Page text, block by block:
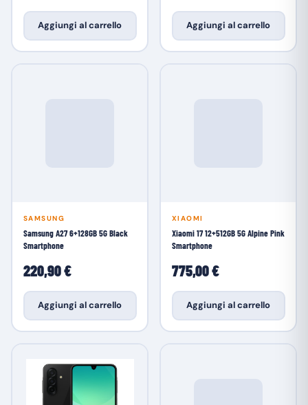
Aggiungi al carrello Aggiungi al carrello
SAMSUNG
Samsung A27 6+128GB 5G Black
Smartphone
220,90 €
Aggiungi al carrello
XIAOMI
Xiaomi 17 12+512GB 5G Alpine Pink
Smartphone
775,00 €
Aggiungi al carrello